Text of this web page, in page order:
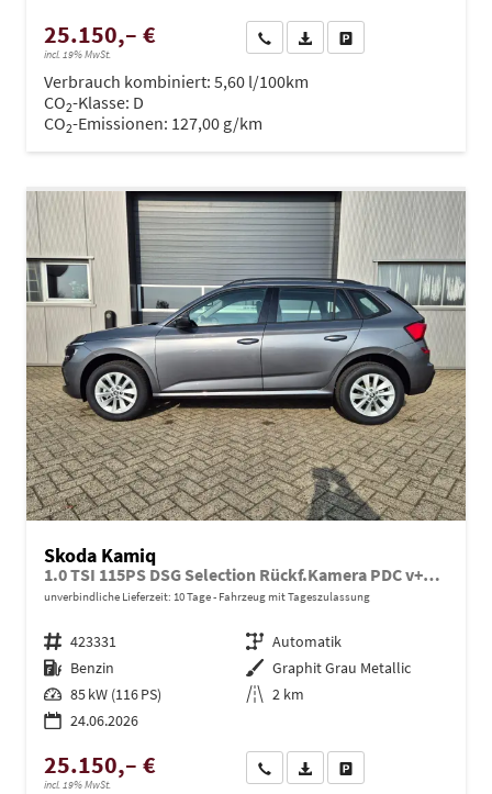
25.150,– €
incl. 19% MwSt.
Wir rufen Sie anPDF-Datei, Fahrzeugexposé
Verbrauch kombiniert: 5,60 l/100km
CO2-Klasse: D
CO2-Emissionen: 127,00 g/km
Skoda Kamiq
1.0 TSI 115PS DSG Selection Rückf.Kamera PDC v+h Sitzheizung Klimaautomatik Skoda-Radio Apple CarPlay + Android Auto Tempomat Garantieverlängerung 16"LM
unverbindliche Lieferzeit: 10 Tage Fahrzeug mit Tageszulassung
Fahrzeugnr. 423331 Getriebe Automatik
Kraftstoff Benzin Außenfarbe Graphit Grau Metallic
Leistung 85 kW (116 PS) Kilometerstand 2 km
24.06.2026
25.150,– €
incl. 19% MwSt.
Wir rufen Sie anPDF-Datei, Fahrzeugexposé